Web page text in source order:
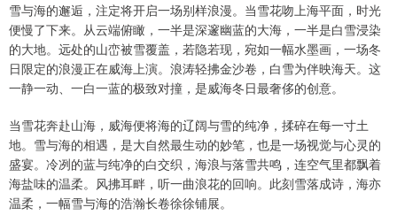
雪与海的邂逅，注定将开启一场别样浪漫。当雪花吻上海平面，时光
便慢了下来。从云端俯瞰，一半是深邃幽蓝的大海，一半是白雪浸染
的大地。远处的山峦被雪覆盖，若隐若现，宛如一幅水墨画，一场冬
日限定的浪漫正在威海上演。浪涛轻拂金沙卷，白雪为伴映海天。这
一静一动、一白一蓝的极致对撞，是威海冬日最奢侈的创意。
当雪花奔赴山海，威海便将海的辽阔与雪的纯净，揉碎在每一寸土
地。雪与海的相遇，是大自然最生动的妙笔，也是一场视觉与心灵的
盛宴。冷冽的蓝与纯净的白交织，海浪与落雪共鸣，连空气里都飘着
海盐味的温柔。风拂耳畔，听一曲浪花的回响。此刻雪落成诗，海亦
温柔，一幅雪与海的浩瀚长卷徐徐铺展。